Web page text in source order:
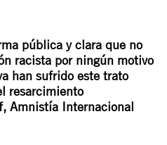
pública y clara que no
racista por ningún motivo
han sufrido este trato
resarcimiento
Amnistía Internacional